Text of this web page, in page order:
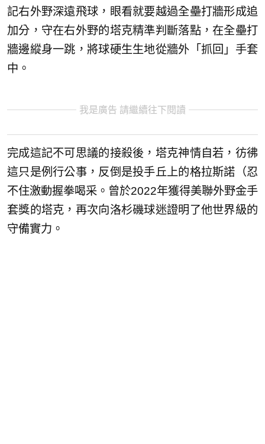
記右外野深遠飛球，眼看就要越過全壘打牆形成追
加分，守在右外野的塔克精準判斷落點，在全壘打
牆邊縱身一跳，將球硬生生地從牆外「抓回」手套
中。
我是廣告 請繼續往下閱讀
完成這記不可思議的接殺後，塔克神情自若，彷彿
這只是例行公事，反倒是投手丘上的格拉斯諾（忍
不住激動握拳喝采。曾於2022年獲得美聯外野金手
套獎的塔克，再次向洛杉磯球迷證明了他世界級的
守備實力。